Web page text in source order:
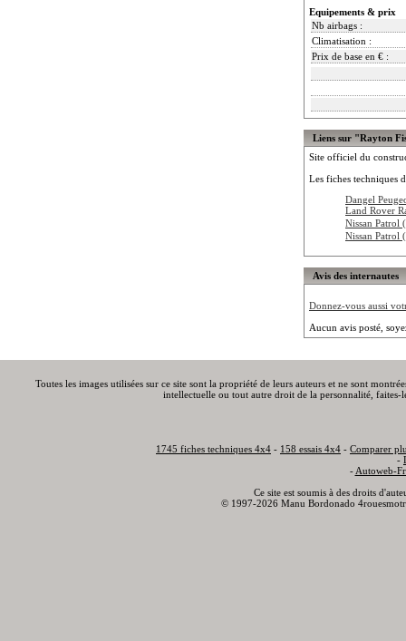
Equipements & prix
Nb airbags :
Climatisation :
Prix de base en € :
Liens sur "Rayton
Site officiel du
Les fiches techniques
Dangel
Land Rover
Nissan
Nissan
Avis des internautes
Donnez-vous aussi
Aucun avis posté,
Toutes les images utilisées sur ce site sont la propriété de leurs auteurs et ne sont
intellectuelle ou tout autre droit de la personnalité,
1745 fiches techniques 4x4 - 158 essais 4x4 - Comparer
-
- Autoweb-
Ce site est soumis à des droits
© 1997-2026 Manu Bordonado